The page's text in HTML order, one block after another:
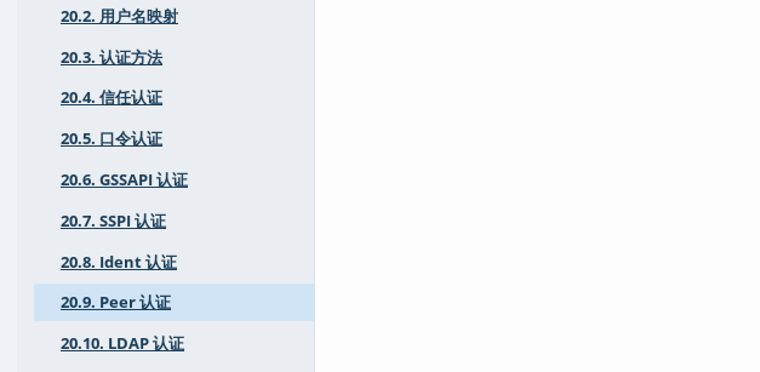
20.2. 用户名映射
20.3. 认证方法
20.4. 信任认证
20.5. 口令认证
20.6. GSSAPI 认证
20.7. SSPI 认证
20.8. Ident 认证
20.9. Peer 认证
20.10. LDAP 认证